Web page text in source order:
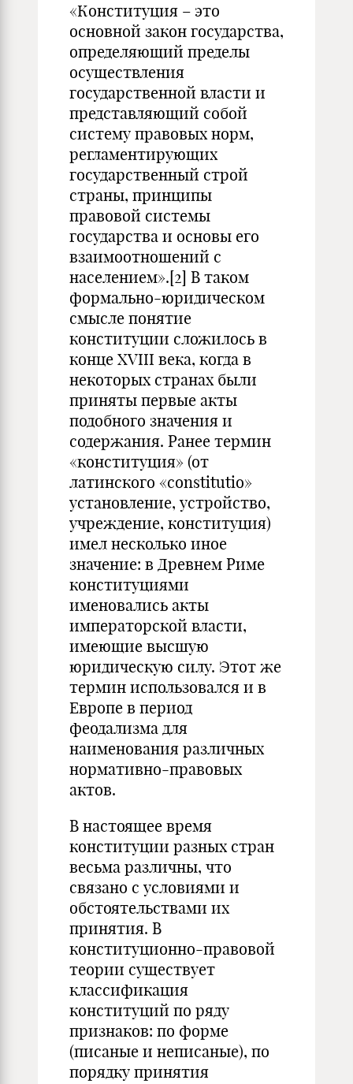
«Конституция – это
основной закон государства,
определяющий пределы
осуществления
государственной власти и
представляющий собой
систему правовых норм,
регламентирующих
государственный строй
страны, принципы
правовой системы
государства и основы его
взаимоотношений с
населением».[2] В таком
формально-юридическом
смысле понятие
конституции сложилось в
конце XVIII века, когда в
некоторых странах были
приняты первые акты
подобного значения и
содержания. Ранее термин
«конституция» (от
латинского «constitutio»
установление, устройство,
учреждение, конституция)
имел несколько иное
значение: в Древнем Риме
конституциями
именовались акты
императорской власти,
имеющие высшую
юридическую силу. Этот же
термин использовался и в
Европе в период
феодализма для
наименования различных
нормативно-правовых
актов.
В настоящее время
конституции разных стран
весьма различны, что
связано с условиями и
обстоятельствами их
принятия. В
конституционно-правовой
теории существует
классификация
конституций по ряду
признаков: по форме
(писаные и неписаные), по
порядку принятия